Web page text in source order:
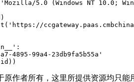
5.0 (Windows NT 10.0;
4895-99a4-23db9fa5b55a'
原作者所有，这里所提供资源均只能